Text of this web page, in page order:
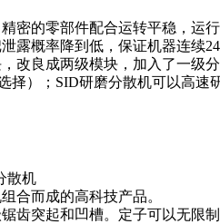
密的零部件配合运转平稳，运
露概率降到低，保证机器连续
改良成两级模块，加入了一级
择）；SID研磨分散机可以高
散机
合而成的高科技产品。
齿突起和凹槽。定子可以无限